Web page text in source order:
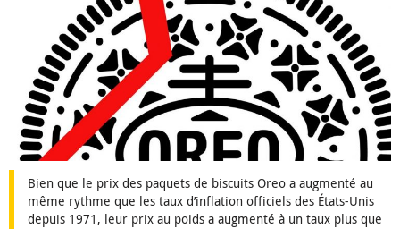
Bien que le prix des paquets de biscuits Oreo a augmenté au
même rythme que les taux d’inflation officiels des États-Unis
depuis 1971, leur prix au poids a augmenté à un taux plus que